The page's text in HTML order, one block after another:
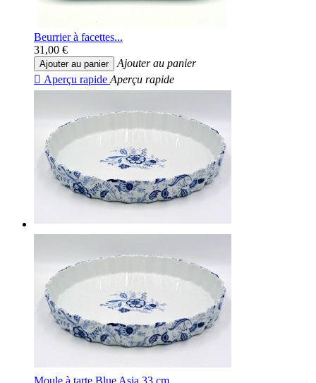
Beurrier à facettes...
31,00 €
Ajouter au panier
Ajouter au panier
 Aperçu rapide Aperçu rapide